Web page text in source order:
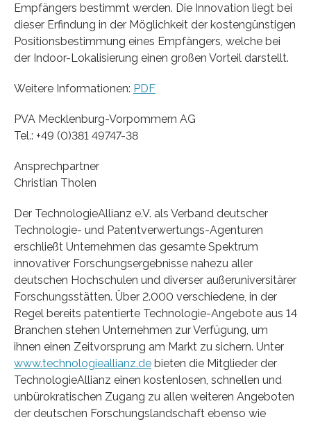
Empfängers bestimmt werden. Die Innovation liegt bei
dieser Erfindung in der Möglichkeit der kostengünstigen
Positionsbestimmung eines Empfängers, welche bei
der Indoor-Lokalisierung einen großen Vorteil darstellt.
Weitere Informationen: PDF
PVA Mecklenburg-Vorpommern AG
Tel.: +49 (0)381 49747-38
Ansprechpartner
Christian Tholen
Der TechnologieAllianz e.V. als Verband deutscher
Technologie- und Patentverwertungs-Agenturen
erschließt Unternehmen das gesamte Spektrum
innovativer Forschungsergebnisse nahezu aller
deutschen Hochschulen und diverser außeruniversitärer
Forschungsstätten. Über 2.000 verschiedene, in der
Regel bereits patentierte Technologie-Angebote aus 14
Branchen stehen Unternehmen zur Verfügung, um
ihnen einen Zeitvorsprung am Markt zu sichern. Unter
www.technologieallianz.de bieten die Mitglieder der
TechnologieAllianz einen kostenlosen, schnellen und
unbürokratischen Zugang zu allen weiteren Angeboten
der deutschen Forschungslandschaft ebenso wie